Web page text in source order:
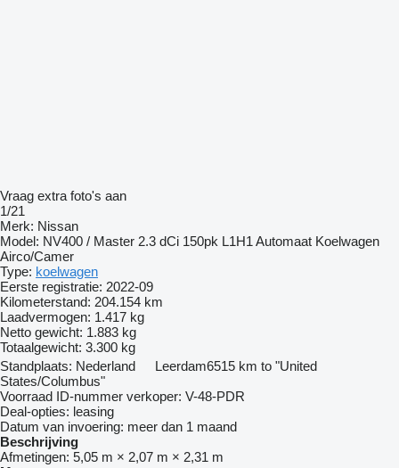
Vraag extra foto's aan
1/21
Merk: Nissan
Model: NV400 / Master 2.3 dCi 150pk L1H1 Automaat Koelwagen
Airco/Camer
Type: koelwagen
Eerste registratie: 2022-09
Kilometerstand: 204.154 km
Laadvermogen: 1.417 kg
Netto gewicht: 1.883 kg
Totaalgewicht: 3.300 kg
Standplaats: Nederland Leerdam6515 km to "United
States/Columbus"
Voorraad ID-nummer verkoper: V-48-PDR
Deal-opties: leasing
Datum van invoering: meer dan 1 maand
Beschrijving
Afmetingen: 5,05 m × 2,07 m × 2,31 m